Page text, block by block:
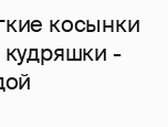
косынки
-